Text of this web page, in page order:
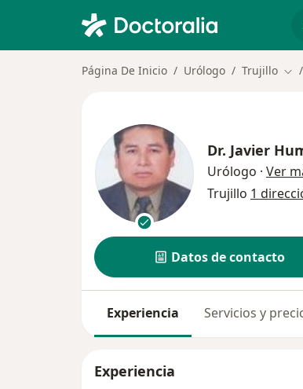
Página De Inicio Urólogo Trujillo
Dr. Javier
Urólogo · Ver
Trujillo 1
Datos de contacto
Experiencia Servicios y
Experiencia